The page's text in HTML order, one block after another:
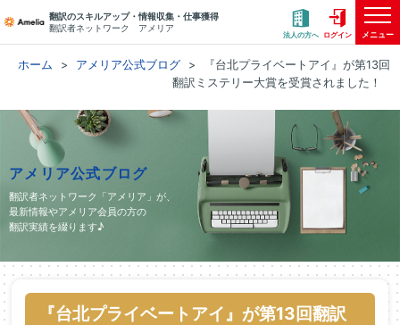
翻訳のスキルアップ・情報収集・仕事獲得
翻訳者ネットワーク アメリア
法人の方へ ログイン メニュー
ホーム アメリア公式ブログ
『台北プライベートアイ』が第13回
翻訳ミステリー大賞を受賞されました！
アメリア公式ブログ
翻訳者ネットワーク「アメリア」が、
最新情報やアメリア会員の方の
翻訳実績を綴ります♪
『台北プライベートアイ』が第13回翻訳